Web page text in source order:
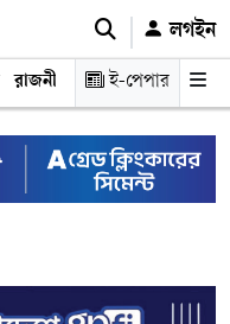
লগইন
রাজনীতি শিক্ষা স্বাস্থ্য ও
ই-পেপার